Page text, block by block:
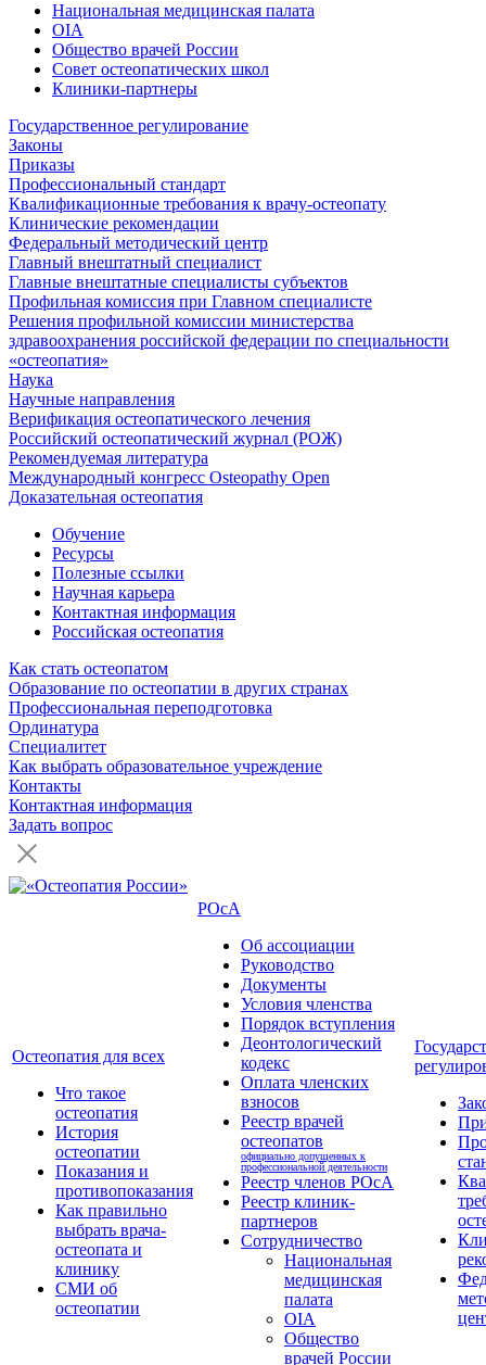
Национальная медицинская палата
OIA
Общество врачей России
Совет остеопатических школ
Клиники-партнеры
Государственное регулирование
Законы
Приказы
Профессиональный стандарт
Квалификационные требования к врачу-остеопату
Клинические рекомендации
Федеральный методический центр
Главный внештатный специалист
Главные внештатные специалисты субъектов
Профильная комиссия при Главном специалисте
Решения профильной комиссии министерства
здравоохранения российской федерации по специальности
«остеопатия»
Наука
Научные направления
Верификация остеопатического лечения
Российский остеопатический журнал (РОЖ)
Рекомендуемая литература
Международный конгресс Osteopathy Open
Доказательная остеопатия
Обучение
Ресурсы
Полезные ссылки
Научная карьера
Контактная информация
Российская остеопатия
Как стать остеопатом
Образование по остеопатии в других странах
Профессиональная переподготовка
Ординатура
Специалитет
Как выбрать образовательное учреждение
Контакты
Контактная информация
Задать вопрос
Остеопатия для всех
Что такое
остеопатия
История
остеопатии
Показания и
противопоказания
Как правильно
выбрать врача-
остеопата и
клинику
СМИ об
остеопатии
РОсА
Об ассоциации
Руководство
Документы
Условия членства
Порядок вступления
Деонтологический
кодекс
Оплата членских
взносов
Реестр врачей
остеопатов
официально допущенных к
профессиональной деятельности
Реестр членов РОсА
Реестр клиник-
партнеров
Сотрудничество
Национальная
медицинская
палата
OIA
Общество
врачей России